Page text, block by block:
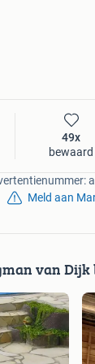
50x50x3
SLATE
80x80x2,5
groot
49x
bewaard
Meld aan
van Dijk